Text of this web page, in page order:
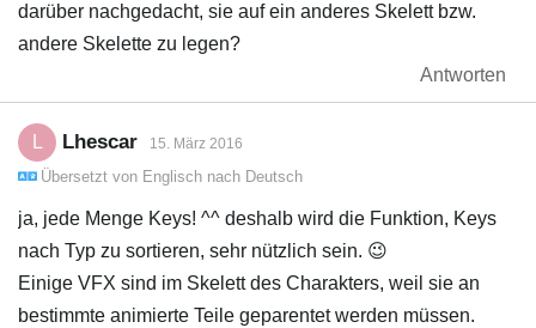
darüber nachgedacht, sie auf ein anderes Skelett bzw.
andere Skelette zu legen?
Antworten
Lhescar 15. März 2016
Übersetzt von Englisch nach Deutsch
ja, jede Menge Keys! ^^ deshalb wird die Funktion, Keys
nach Typ zu sortieren, sehr nützlich sein. 😉
Einige VFX sind im Skelett des Charakters, weil sie an
bestimmte animierte Teile geparentet werden müssen.